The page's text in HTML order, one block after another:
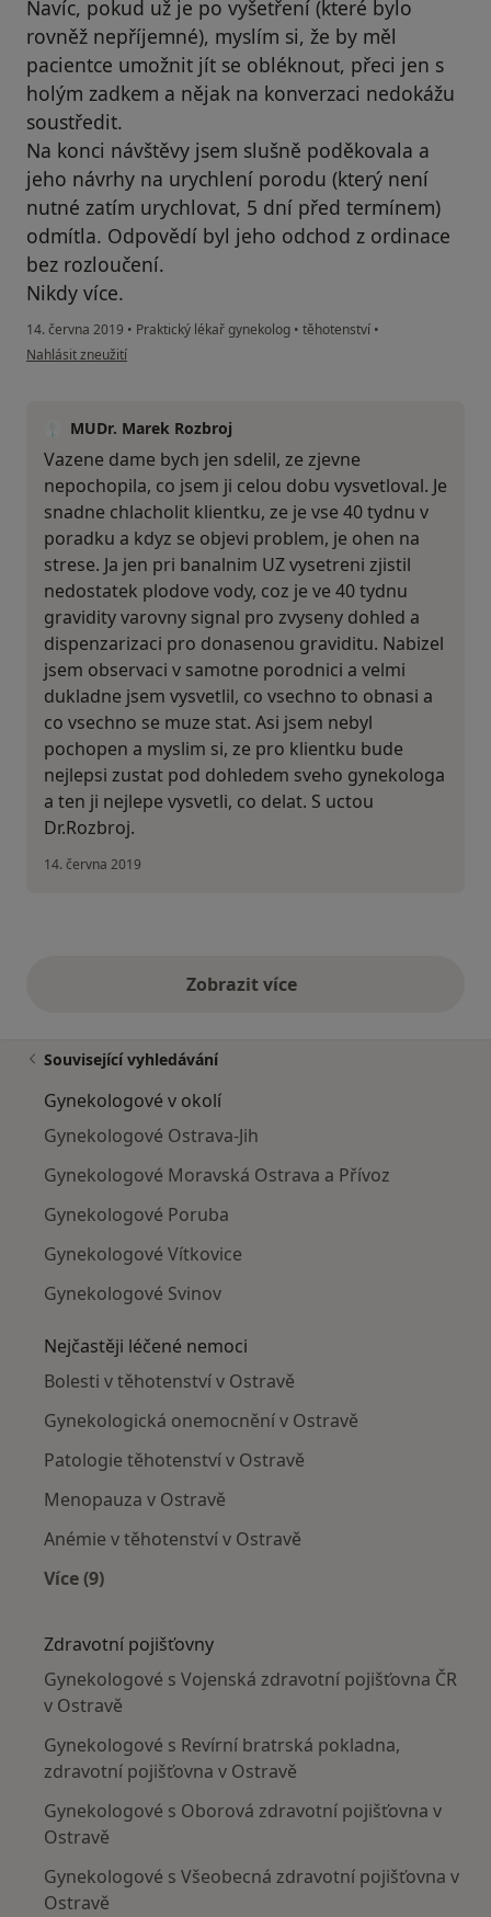
Navíc, pokud už je po vyšetření (které bylo
rovněž nepříjemné), myslím si, že by měl
pacientce umožnit jít se obléknout, přeci jen s
holým zadkem a nějak na konverzaci nedokážu
soustředit.
Na konci návštěvy jsem slušně poděkovala a
jeho návrhy na urychlení porodu (který není
nutné zatím urychlovat, 5 dní před termínem)
odmítla. Odpovědí byl jeho odchod z ordinace
bez rozloučení.
Nikdy více.
14. června 2019 • Praktický lékař gynekolog • těhotenství •
podle názoru uživatele Váš účet byl odstraněn
Nahlásit zneužití
MUDr. Marek Rozbroj
Vazene dame bych jen sdelil, ze zjevne
nepochopila, co jsem ji celou dobu vysvetloval. Je
snadne chlacholit klientku, ze je vse 40 tydnu v
poradku a kdyz se objevi problem, je ohen na
strese. Ja jen pri banalnim UZ vysetreni zjistil
nedostatek plodove vody, coz je ve 40 tydnu
gravidity varovny signal pro zvyseny dohled a
dispenzarizaci pro donasenou graviditu. Nabizel
jsem observaci v samotne porodnici a velmi
dukladne jsem vysvetlil, co vsechno to obnasi a
co vsechno se muze stat. Asi jsem nebyl
pochopen a myslim si, ze pro klientku bude
nejlepsi zustat pod dohledem sveho gynekologa
a ten ji nejlepe vysvetli, co delat. S uctou
Dr.Rozbroj.
14. června 2019
Zobrazit vícevýše uvedené názory
Související vyhledávání
Gynekologové v okolí
Gynekologové Ostrava-Jih
Gynekologové Moravská Ostrava a Přívoz
Gynekologové Poruba
Gynekologové Vítkovice
Gynekologové Svinov
Nejčastěji léčené nemoci
Bolesti v těhotenství v Ostravě
Gynekologická onemocnění v Ostravě
Patologie těhotenství v Ostravě
Menopauza v Ostravě
Anémie v těhotenství v Ostravě
Více (9)
Zdravotní pojišťovny
Gynekologové s Vojenská zdravotní pojišťovna ČR
v Ostravě
Gynekologové s Revírní bratrská pokladna,
zdravotní pojišťovna v Ostravě
Gynekologové s Oborová zdravotní pojišťovna v
Ostravě
Gynekologové s Všeobecná zdravotní pojišťovna v
Ostravě